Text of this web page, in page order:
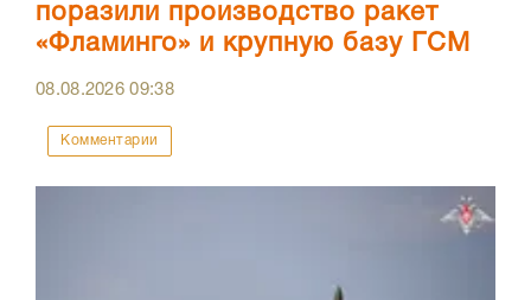
поразили производство ракет
«Фламинго» и крупную базу ГСМ
08.08.202609:38
Комментарии